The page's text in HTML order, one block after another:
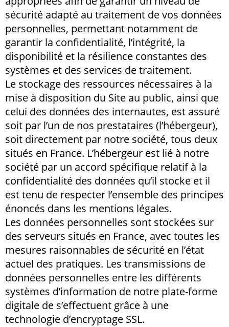
sécurité adapté au traitement de vos données
personnelles, permettant notamment de
garantir la confidentialité, l’intégrité, la
disponibilité et la résilience constantes des
systèmes et des services de traitement.
Le stockage des ressources nécessaires à la
mise à disposition du Site au public, ainsi que
celui des données des internautes, est assuré
soit par l’un de nos prestataires (l’hébergeur),
soit directement par notre société, tous deux
situés en France. L’hébergeur est lié à notre
société par un accord spécifique relatif à la
confidentialité des données qu’il stocke et il
est tenu de respecter l’ensemble des principes
énoncés dans les mentions légales.
Les données personnelles sont stockées sur
des serveurs situés en France, avec toutes les
mesures raisonnables de sécurité en l’état
actuel des pratiques. Les transmissions de
données personnelles entre les différents
systèmes d’information de notre plate-forme
digitale de s’effectuent grâce à une
technologie d’encryptage SSL.